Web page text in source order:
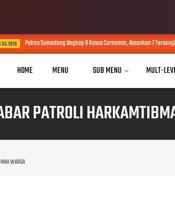
Sumedang Ungkap 6 Kasus Curanmor, Amankan 7 Tersangka dan Sita
HOME MENU SUB MENU MULT-
PATROLI
WARGA